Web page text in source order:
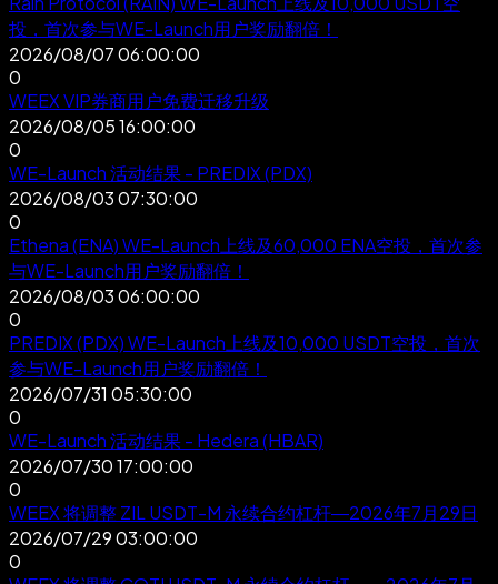
投，首次参与WE-Launch用户奖励翻倍！
2026/08/07 06:00:00
0
WEEX VIP券商用户免费迁移升级
2026/08/05 16:00:00
0
WE-Launch 活动结果 - PREDIX (PDX)
2026/08/03 07:30:00
0
Ethena (ENA) WE-Launch上线及60,000 ENA空投，首次参
与WE-Launch用户奖励翻倍！
2026/08/03 06:00:00
0
PREDIX (PDX) WE-Launch上线及10,000 USDT空投，首次
参与WE-Launch用户奖励翻倍！
2026/07/31 05:30:00
0
WE-Launch 活动结果 - Hedera (HBAR)
2026/07/30 17:00:00
0
WEEX 将调整 ZIL USDT-M 永续合约杠杆—2026年7月29日
2026/07/29 03:00:00
0